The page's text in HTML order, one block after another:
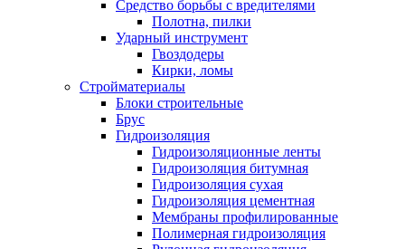
Средство борьбы с вредителями
Полотна, пилки
Ударный инструмент
Гвоздодеры
Кирки, ломы
Стройматериалы
Блоки строительные
Брус
Гидроизоляция
Гидроизоляционные ленты
Гидроизоляция битумная
Гидроизоляция сухая
Гидроизоляция цементная
Мембраны профилированные
Полимерная гидроизоляция